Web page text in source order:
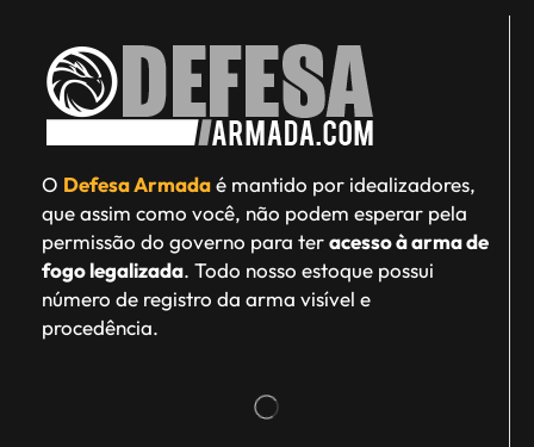
O Defesa Armadaé mantido por idealizadores,
que assim como você, não podem esperar pela
permissão do governo para teracesso à arma de
fogo legalizada. Todo nosso estoque possui
número de registro da arma visível e
procedência.